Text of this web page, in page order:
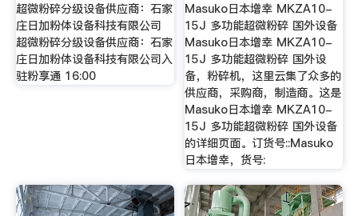
超微粉碎分级设备供应商：石家
庄日加粉体设备科技有限公司
超微粉碎分级设备供应商：石家
庄日加粉体设备科技有限公司入
驻粉享通 16:00
Masuko日本增幸 MKZA10-
15J 多功能超微粉碎 国外设备
Masuko日本增幸 MKZA10-
15J 多功能超微粉碎 国外设
备，粉碎机，这里云集了众多的
供应商，采购商，制造商。这是
Masuko日本增幸 MKZA10-
15J 多功能超微粉碎 国外设备
的详细页面。订货号::Masuko
日本增幸，货号: